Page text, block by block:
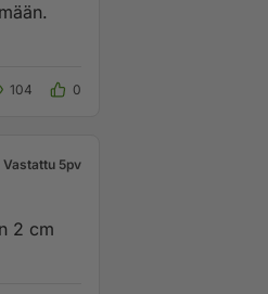
104 0
Vastattu 5pv
2 cm